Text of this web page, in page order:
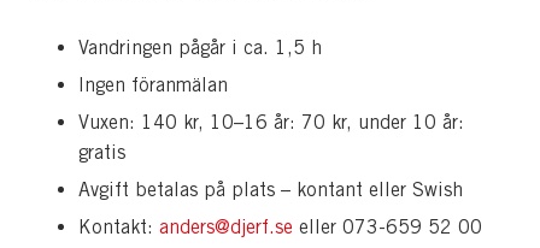
Vandringen pågår i ca. 1,5 h
Ingen föranmälan
Vuxen: 140 kr, 10–16 år: 70 kr, under 10 år:
gratis
Avgift betalas på plats – kontant eller Swish
Kontakt: anders@djerf.se eller 073-659 52 00